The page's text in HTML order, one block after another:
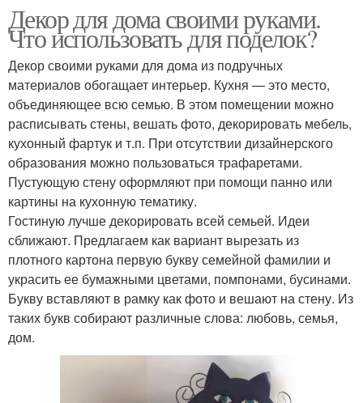
Декор для дома своими руками.
Что использовать для поделок?
Декор своими руками для дома из подручных
материалов обогащает интерьер. Кухня — это место,
объединяющее всю семью. В этом помещении можно
расписывать стены, вешать фото, декорировать мебель,
кухонный фартук и т.п. При отсутствии дизайнерского
образования можно пользоваться трафаретами.
Пустующую стену оформляют при помощи панно или
картины на кухонную тематику.
Гостиную лучше декорировать всей семьей. Идеи
сближают. Предлагаем как вариант вырезать из
плотного картона первую букву семейной фамилии и
украсить ее бумажными цветами, помпонами, бусинами.
Букву вставляют в рамку как фото и вешают на стену. Из
таких букв собирают различные слова: любовь, семья,
дом.